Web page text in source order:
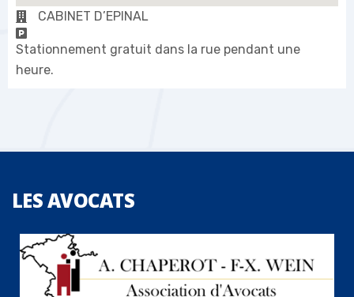
CABINET D’EPINAL
Stationnement gratuit dans la rue pendant une
heure.
LESAVOCATS